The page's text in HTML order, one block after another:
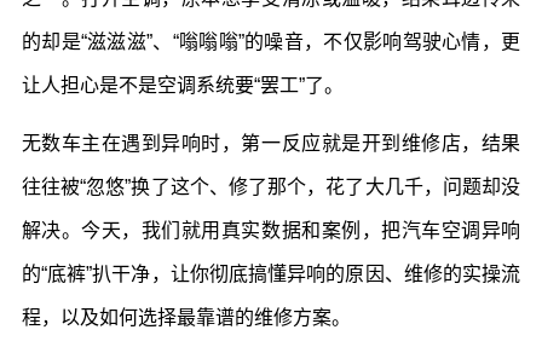
的却是“滋滋滋”、“嗡嗡嗡”的噪音，不仅影响驾驶心情，更
让人担心是不是空调系统要“罢工”了。
无数车主在遇到异响时，第一反应就是开到维修店，结果
往往被“忽悠”换了这个、修了那个，花了大几千，问题却没
解决。今天，我们就用真实数据和案例，把汽车空调异响
的“底裤”扒干净，让你彻底搞懂异响的原因、维修的实操流
程，以及如何选择最靠谱的维修方案。